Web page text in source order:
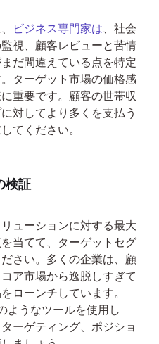
ビジネス専門家は 、社会
視、顧客レビューと苦情
だ間違えている点を特定
ターゲット市場の価格感
重要です。顧客の世帯収
対してより多くを支払う
てください。
検証
ューションに対する最大
当てて、ターゲットセグ
さい。多くの企業は、顧
ア市場から逸脱しすぎて
ローンチしています。
ようなツールを使用し
ーゲティング、ポジショ